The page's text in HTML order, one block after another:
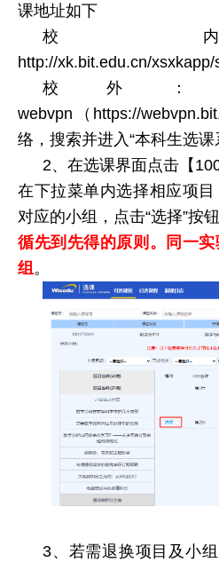
课地址如下
校
http://xk.bit.edu.cn/
校外：
webvpn（https://
络，搜索并进入“本科生选课
2、在选课界面点击【
在下拉菜单内选择相应项
对应的小组，点击“选择”按
循先到先得的原则。同一
组。
3、若需退换项目及小